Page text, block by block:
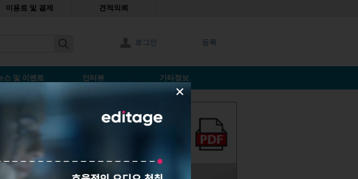
이용료 및 결제 견적의뢰
로그인 등록
스 및 이벤트 인터뷰 기타정보
×